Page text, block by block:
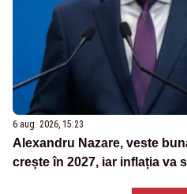
6 aug. 2026, 15:23
Alexandru Nazare, veste
crește în 2027, iar inflația va